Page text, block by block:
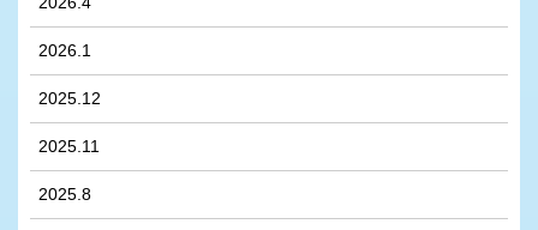
2026.1
2025.12
2025.11
2025.8